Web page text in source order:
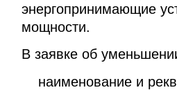
энергопринимающие
мощности.
В заявке об
наименование и